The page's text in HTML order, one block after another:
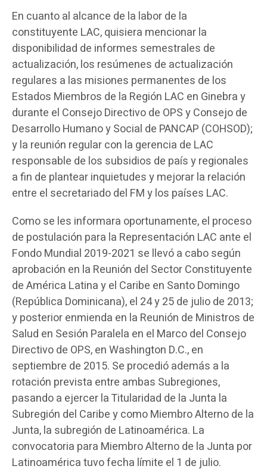
En cuanto al alcance de la labor de la
constituyente LAC, quisiera mencionar la
disponibilidad de informes semestrales de
actualización, los resúmenes de actualización
regulares a las misiones permanentes de los
Estados Miembros de la Región LAC en Ginebra y
durante el Consejo Directivo de OPS y Consejo de
Desarrollo Humano y Social de PANCAP (COHSOD);
y la reunión regular con la gerencia de LAC
responsable de los subsidios de país y regionales
a fin de plantear inquietudes y mejorar la relación
entre el secretariado del FM y los países LAC.
Como se les informara oportunamente, el proceso
de postulación para la Representación LAC ante el
Fondo Mundial 2019-2021 se llevó a cabo según
aprobación en la Reunión del Sector Constituyente
de América Latina y el Caribe en Santo Domingo
(República Dominicana), el 24 y 25 de julio de 2013;
y posterior enmienda en la Reunión de Ministros de
Salud en Sesión Paralela en el Marco del Consejo
Directivo de OPS, en Washington D.C., en
septiembre de 2015. Se procedió además a la
rotación prevista entre ambas Subregiones,
pasando a ejercer la Titularidad de la Junta la
Subregión del Caribe y como Miembro Alterno de la
Junta, la subregión de Latinoamérica. La
convocatoria para Miembro Alterno de la Junta por
Latinoamérica tuvo fecha límite el 1 de julio.